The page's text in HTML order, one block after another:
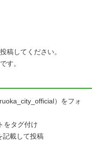
稿してください。
す。
）をフォ
をタグ付け
記載して投稿